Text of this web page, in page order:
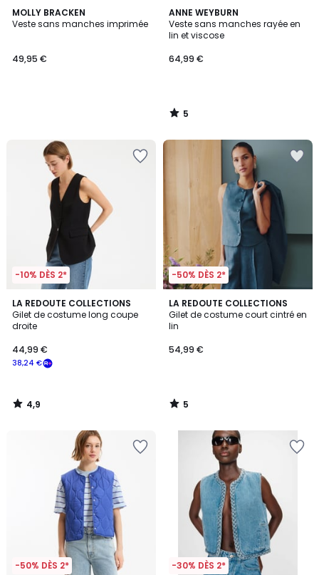
MOLLY BRACKEN
Veste sans manches imprimée
49,95 €
ANNE WEYBURN
Veste sans manches rayée en
lin et viscose
64,99 €
5
/
5
5
/
-10% DÈS 2*
LA REDOUTE COLLECTIONS
Gilet de costume long coupe
droite
38,24 €
44,99 €
4,9
/ 5
4,9
/
-50% DÈS 2*
LA REDOUTE COLLECTIONS
Gilet de costume court cintré en
lin
54,99 €
5
/
5
5
/
-50% DÈS 2* -30% DÈS 2*